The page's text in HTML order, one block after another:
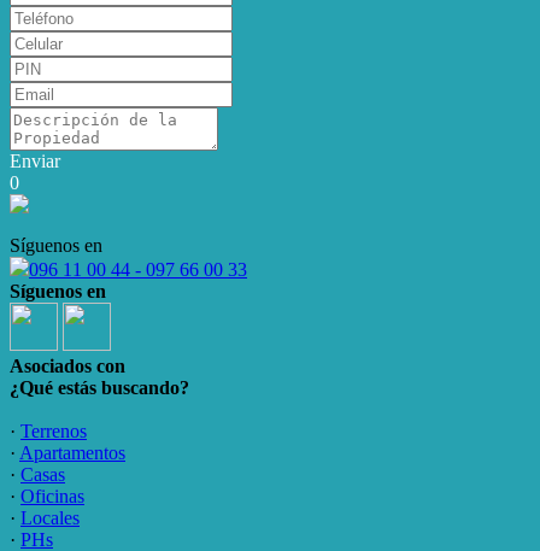
Enviar
0
Síguenos en
096 11 00 44 - 097 66 00 33
Síguenos en
Asociados con
¿Qué estás buscando?
· Terrenos
· Apartamentos
· Casas
· Oficinas
· Locales
· PHs